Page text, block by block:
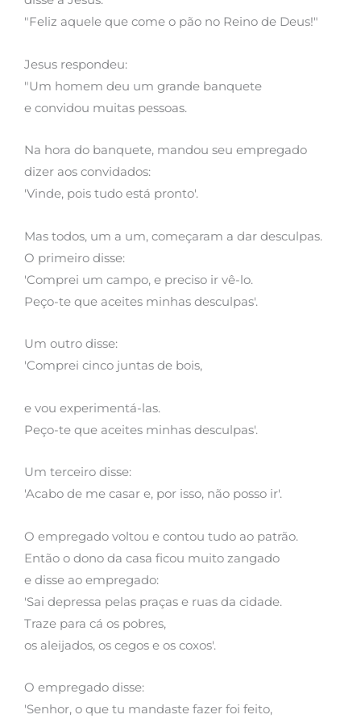
"Feliz aquele que come o pão no Reino de Deus!"
Jesus respondeu:
"Um homem deu um grande banquete
e convidou muitas pessoas.
Na hora do banquete, mandou seu empregado
dizer aos convidados:
'Vinde, pois tudo está pronto'.
Mas todos, um a um, começaram a dar desculpas.
O primeiro disse:
'Comprei um campo, e preciso ir vê-lo.
Peço-te que aceites minhas desculpas'.
Um outro disse:
'Comprei cinco juntas de bois,
e vou experimentá-las.
Peço-te que aceites minhas desculpas'.
Um terceiro disse:
'Acabo de me casar e, por isso, não posso ir'.
O empregado voltou e contou tudo ao patrão.
Então o dono da casa ficou muito zangado
e disse ao empregado:
'Sai depressa pelas praças e ruas da cidade.
Traze para cá os pobres,
os aleijados, os cegos e os coxos'.
O empregado disse:
'Senhor, o que tu mandaste fazer foi feito,